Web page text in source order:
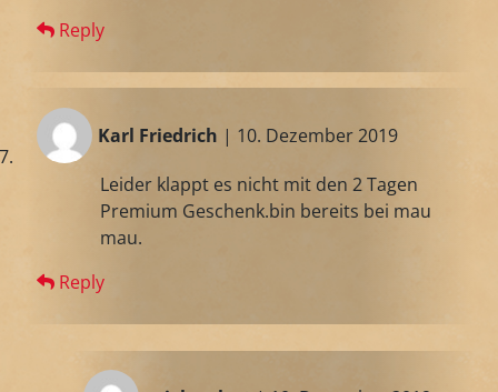
Reply
Karl Friedrich | 10. Dezember 2019
Leider klappt es nicht mit den 2 Tagen
Premium Geschenk.bin bereits bei mau
mau.
Reply